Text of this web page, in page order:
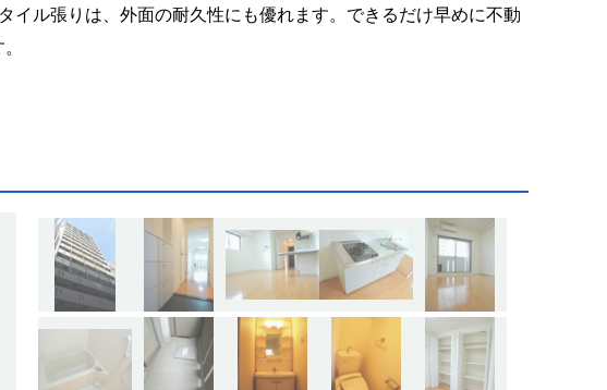
ル張りは、外面の耐久性にも優れます。できるだけ早めに不動